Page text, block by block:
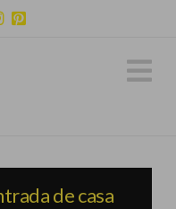
de casa